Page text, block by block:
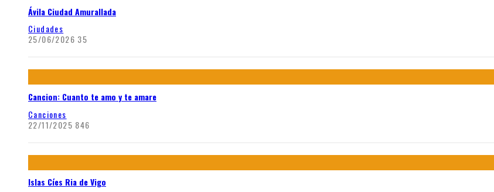
Ávila Ciudad Amurallada
Ciudades
25/06/2026 35
Cancion: Cuanto te amo y te amare
Canciones
22/11/2025 846
Islas Cíes Ria de Vigo